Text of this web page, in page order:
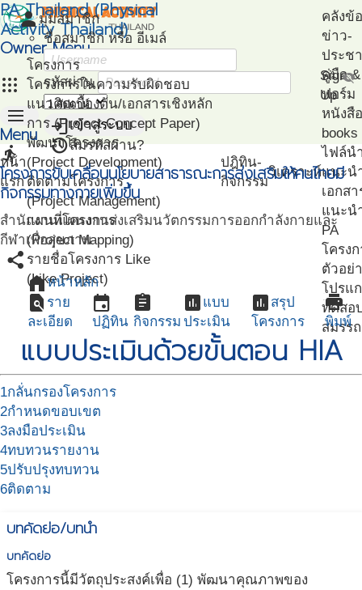
PA Thailand (Physical
Activity Thailand)
Owner Menu
apps
personมุมสมาชิก
ชื่อสมาชิก หรือ อีเมล์
รหัสผ่าน visibility_off
loginเข้าสู่ระบบ
restoreลืมรหัสผ่าน?
Sign
Up
menu
Menu
หน้า
แรก
โครงการ
โครงการในความรับผิดชอบ
แนวคิดเบื้องต้น/เอกสารเชิงหลัก
การ (Project Concept Paper)
พัฒนาโครงการ
(Project Development)
ติดตามโครงการ
(Project Management)
แผนที่โครงการ
(Project Mapping)
รายชื่อโครงการ Like
(Like Project)
ปฎิทิน-
กิจกรรม
วิเคราะห์
คลังข้
ข่าว-
ประช
คู่มือ
ฟอร์ม
หนังสื
books
ไฟล์น
แนะน
เอกสา
แนะน
PA
โครง
ตัวอย่
โปรแ
ทดสอ
สมรร
directions_run
โครงการขับเคลื่อนนโยบายสาธารณะการส่งเสริมให้คนไทยมี
กิจกรรมทางกายเพิ่มขึ้น
สำนักงานแผนงานส่งเสริมนวัตกรรมการออกกำลังกายและ
กีฬาเพื่อสุขภาพ
share
homeหน้าหลัก
find_in_page ราย
ละเอียด
event
ปฏิทิน
assignment
กิจกรรม
assessment แบบ
ประเมิน
assessment สรุป
โครงการ
print
พิมพ์
แบบประเมินด้วยขั้นตอน HIA
1กลั่นกรองโครงการ
2กำหนดขอบเขต
3ลงมือประเมิน
4ทบทวนรายงาน
5ปรับปรุงทบทวน
6ติดตาม
บทคัดย่อ/บทนำ
บทคัดย่อ
โครงการนี้มีวัตถุประสงค์เพื่อ (1) พัฒนาคุณภาพของ